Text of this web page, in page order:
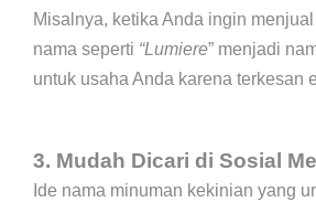
Misalnya, ketika Anda ingin
nama seperti “Lumiere” menjadi
untuk usaha Anda karena terkesan
3. Mudah Dicari di Sosial
Ide nama minuman kekinian yang